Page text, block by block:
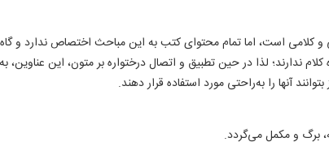
است، اما تمام محتوای کتب به اين مباحث اختصاص ندارد و
ندارند؛ لذا در حين تطبيق و اتصال درختواره بر متون، اين
آنها را به‌راحتی مورد استفاده قرار دهند.
برگ و مكمل می‌‏گردد.